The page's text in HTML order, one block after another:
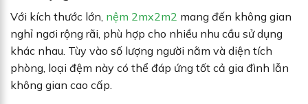
Với kích thước lớn, nệm 2mx2m2 mang đến không gian
nghỉ ngơi rộng rãi, phù hợp cho nhiều nhu cầu sử dụng
khác nhau. Tùy vào số lượng người nằm và diện tích
phòng, loại đệm này có thể đáp ứng tốt cả gia đình lẫn
không gian cao cấp.